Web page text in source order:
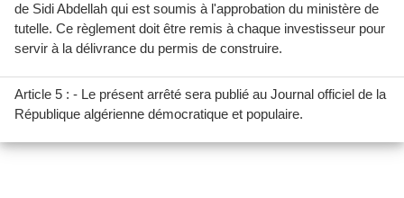
de Sidi Abdellah qui est soumis à l'approbation du ministère de
tutelle. Ce règlement doit être remis à chaque investisseur pour
servir à la délivrance du permis de construire.
Article 5 : - Le présent arrêté sera publié au Journal officiel de la
République algérienne démocratique et populaire.